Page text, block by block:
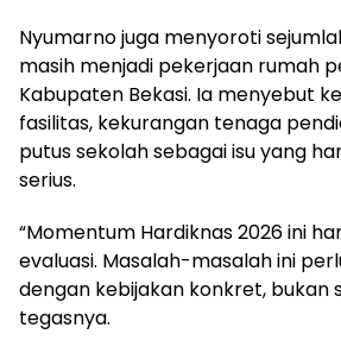
Nyumarno juga menyoroti
masih menjadi pekerjaan rumah
Kabupaten Bekasi. Ia menyebut
fasilitas, kekurangan tenaga
putus sekolah sebagai isu yang
serius.
“Momentum Hardiknas 2026 ini
evaluasi. Masalah-masalah ini
dengan kebijakan konkret, bukan
tegasnya.